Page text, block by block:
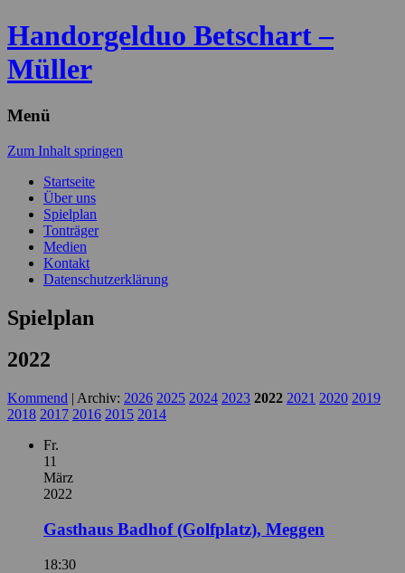
Handorgelduo Betschart –
Müller
Menü
Zum Inhalt springen
Startseite
Über uns
Spielplan
Tonträger
Medien
Kontakt
Datenschutzerklärung
Spielplan
2022
Kommend | Archiv: 2026 2025 2024 2023 2022 2021 2020 2019
2018 2017 2016 2015 2014
Fr.
11
März
2022
Gasthaus Badhof (Golfplatz), Meggen
18:30